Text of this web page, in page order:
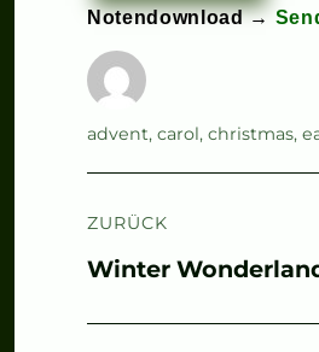
Notendownload →
Autor
Schlagwörter
advent, carol, christmas,
ZURÜCK
Vorheriger
Winter